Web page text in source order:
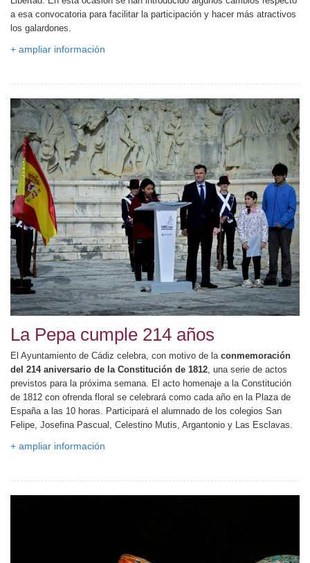
a esa convocatoria para facilitar la participación y hacer más atractivos
los galardones.
+ ampliar información
La Pepa cumple 214 años
El Ayuntamiento de Cádiz celebra, con motivo de la conmemoración
del 214 aniversario de la Constitución de 1812 , una serie de actos
previstos para la próxima semana. El acto homenaje a la Constitución
de 1812 con ofrenda floral se celebrará como cada año en la Plaza de
España a las 10 horas. Participará el alumnado de los colegios San
Felipe, Josefina Pascual, Celestino Mutis, Argantonio y Las Esclavas.
+ ampliar información